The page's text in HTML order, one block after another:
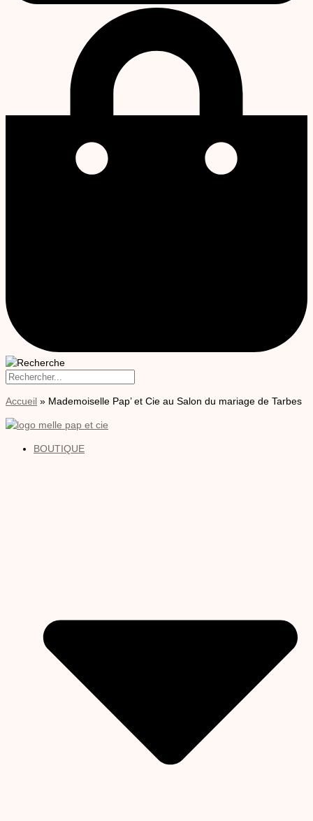
Accueil » Mademoiselle Pap’ et Cie au Salon du mariage de Tarbes
BOUTIQUE